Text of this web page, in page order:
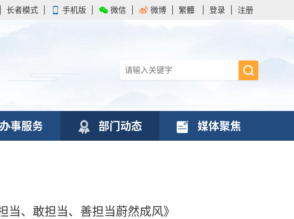
长者模式 手机版 微信 微博 繁體 登录 注册
办事服务 部门动态 媒体聚焦
当、敢担当、善担当蔚然成风》